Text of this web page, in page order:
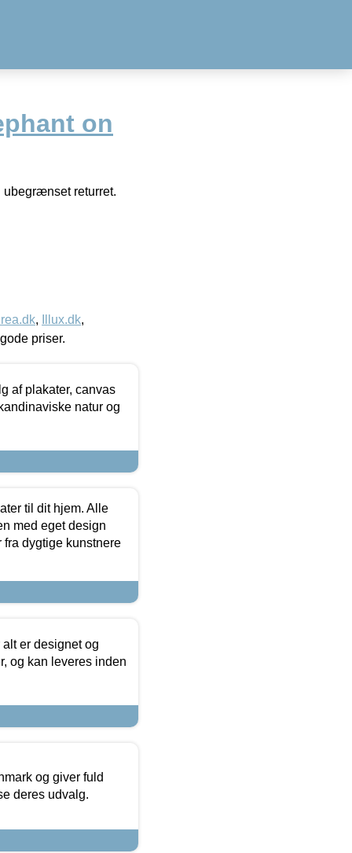
on
returret.
, Illux.dk,
priser.
af plakater, canvas
natur og
til dit hjem. Alle
med eget design
dygtige kunstnere
er designet og
og kan leveres inden
og giver fuld
deres udvalg.